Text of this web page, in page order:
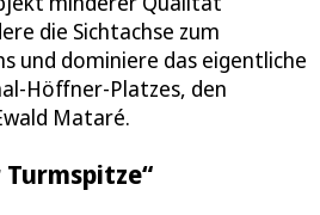
die Sichtachse zum
und dominiere das eigentliche
Höffner-Platzes, den
Mataré.